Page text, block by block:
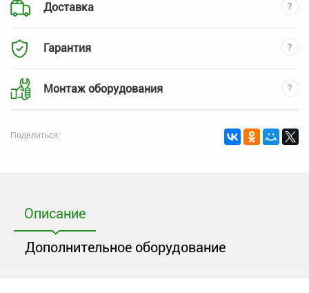
Доставка
Гарантия
Монтаж оборудования
Поделиться:
Описание
Дополнительное оборудование